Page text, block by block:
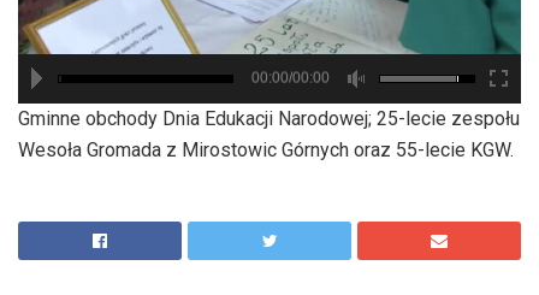
hd2880
hd2160
hd2160
hd1440
highres
hd1080
hd720
large
medium
small
tiny
00:00/00:00
Gminne obchody Dnia Edukacji Narodowej; 25-lecie zespołu
Wesoła Gromada z Mirostowic Górnych oraz 55-lecie KGW.